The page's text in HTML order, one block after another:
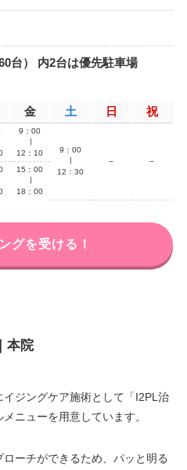
台） 内2台は優先駐車場
金 土 日 祝
9：00
12：10
9：00
12：30
–
–
15：00
18：00
グを受ける！
本院
ジングケア施術として「I2PL治
ニューを用意しています。
ーチができるため、パッと明る